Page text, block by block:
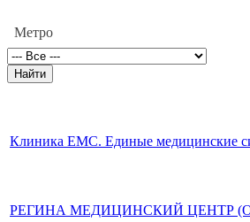
Метро
Клиника ЕМС. Единые медицинские
РЕГИНА МЕДИЦИНСКИЙ ЦЕНТР